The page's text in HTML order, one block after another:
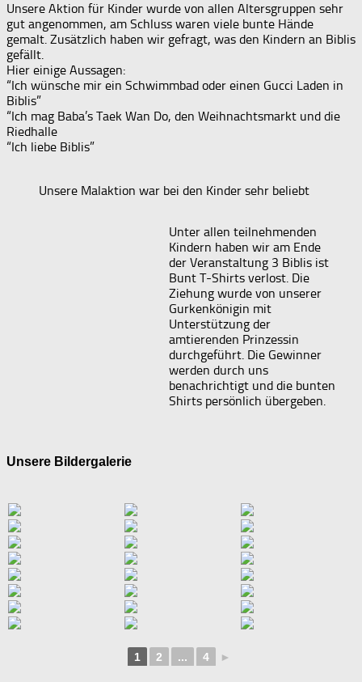
Unsere Aktion für Kinder wurde von allen Altersgruppen sehr
gut angenommen, am Schluss waren viele bunte Hände
gemalt. Zusätzlich haben wir gefragt, was den Kindern an Biblis
gefällt.
Hier einige Aussagen:
“Ich wünsche mir ein Schwimmbad oder einen Gucci Laden in
Biblis”
“Ich mag Baba’s Taek Wan Do, den Weihnachtsmarkt und die
Riedhalle
“Ich liebe Biblis”
Unsere Malaktion war bei den Kinder sehr beliebt
Unter allen teilnehmenden
Kindern haben wir am Ende
der Veranstaltung 3 Biblis ist
Bunt T-Shirts verlost. Die
Ziehung wurde von unserer
Gurkenkönigin mit
Unterstützung der
amtierenden Prinzessin
durchgeführt. Die Gewinner
werden durch uns
benachrichtigt und die bunten
Shirts persönlich übergeben.
Unsere Bildergalerie
1 2 ... 4 ►